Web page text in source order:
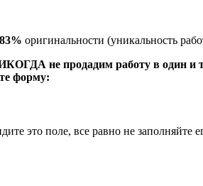
оригинальности (уникальность
не продадим работу в один и
форму:
это поле, все равно не заполняйте